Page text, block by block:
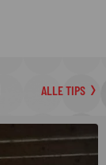
ALLE TIPS